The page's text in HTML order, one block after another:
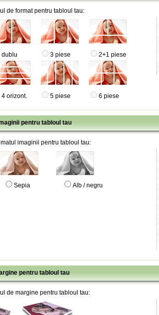
de format pentru tabloul tau:
dublu 3 piese 2+1 piese
4 orizont. 5 piese 6 piese
pentru tabloul tau
imaginii pentru tabloul tau:
Sepia Alb / negru
pentru tabloul tau
de margine pentru tabloul tau: